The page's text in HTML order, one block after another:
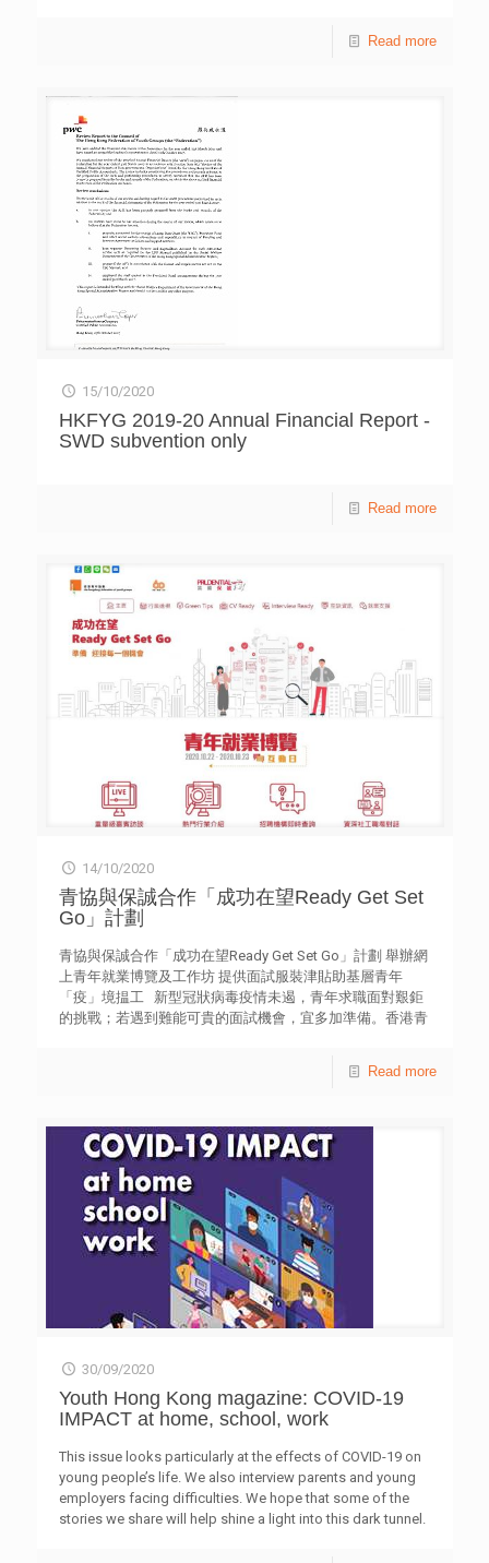
Read more
15/10/2020
HKFYG 2019-20 Annual Financial Report -
SWD subvention only
Read more
14/10/2020
青協與保誠合作「成功在望Ready Get Set
Go」計劃
青協與保誠合作「成功在望Ready Get Set Go」計劃 舉辦網
上青年就業博覽及工作坊 提供面試服裝津貼助基層青年
「疫」境揾工 新型冠狀病毒疫情未遏，青年求職面對艱鉅
的挑戰；若遇到難能可貴的面試機會，宜多加準備。香港青
面裝備自己，特設網上青年就業博覽及視像互動工作坊，分
上青年就業博覽：即日起至11月30日期間開放此求職平台，
提供超過500個空缺，以資訊科技、社福、餐飲、物業管
理、顧客服務及銷售等職位為主。網上平台特設一分鐘上班
貼士，讓青年於正式上班前作好準備。 視像互動工作坊：
10月22日及23日舉行，來自金融保險、資訊科技和社福行業
的代表分享行業資訊和面試貼士，並有求職準備、職涯規
劃、撰寫履歷和視像面試等主題分享，由專家親授撰寫個人
履歷表技巧、如何突出個人專長及優勢、面試衣着及儀容
等，當中設有互動環節讓參加者於視像平台上發問。 面試
服裝津貼：活動將會向來自基層的青年派發400港元津貼購
拓展總監吳詩雅表示：「保誠與香港青年協會合作的『成功
在望』計劃經已踏入第六年，我們希望透過計劃協助青年規
劃未來，實踐理想事業。 今年，受到疫情影響，不少青年面
臨求職困難。有見及此，保誠貫徹『用行動 成就您想』的理
念，與青協即時啟動以網上視像形式為青年提供各項就業支
援，藉此勉勵他們即使身處逆境，亦可積極策劃未來及裝備
自己。」 香港青年協會督導主任鄺穎琦表示，該會「青年
就業網絡」於疫情期間持續聯繫僱主，為青年發掘工作機
Read more
30/09/2020
Youth Hong Kong magazine: COVID-19
IMPACT at home, school, work
This issue looks particularly at the effects of COVID-19 on
young people’s life. We also interview parents and young
employers facing difficulties. We hope that some of the
stories we share will help shine a light into this dark tunnel.